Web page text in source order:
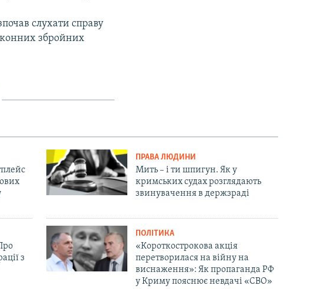
слухати справу
збройних
ПРАВА ЛЮДИНИ
Мить – і ти шпигун. Як у
кримських судах розглядають
звинувачення в держзраді
з
ПОЛІТИКА
«Короткострокова акція
перетворилася на війну на
виснаження»: Як пропаганда РФ
у Криму пояснює невдачі «СВО»